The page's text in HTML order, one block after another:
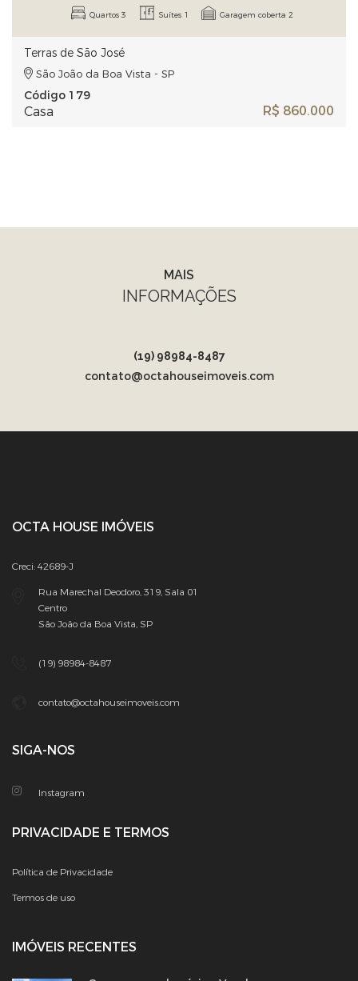
Quartos 3 Suítes 1 Garagem coberta 2
Terras de São José
São João da Boa Vista - SP
Código 179
Casa R$ 860.000
MAIS
INFORMAÇÕES
(19) 98984-8487
contato@octahouseimoveis.com
OCTA HOUSE IMÓVEIS
Creci: 42689-J
Rua Marechal Deodoro, 319, Sala 01
Centro
São João da Boa Vista, SP
(19) 98984-8487
contato@octahouseimoveis.com
IMÓVEIS RECENTES
SIGA-NOS
Instagram
PRIVACIDADE E TERMOS
Política de Privacidade
Termos de uso